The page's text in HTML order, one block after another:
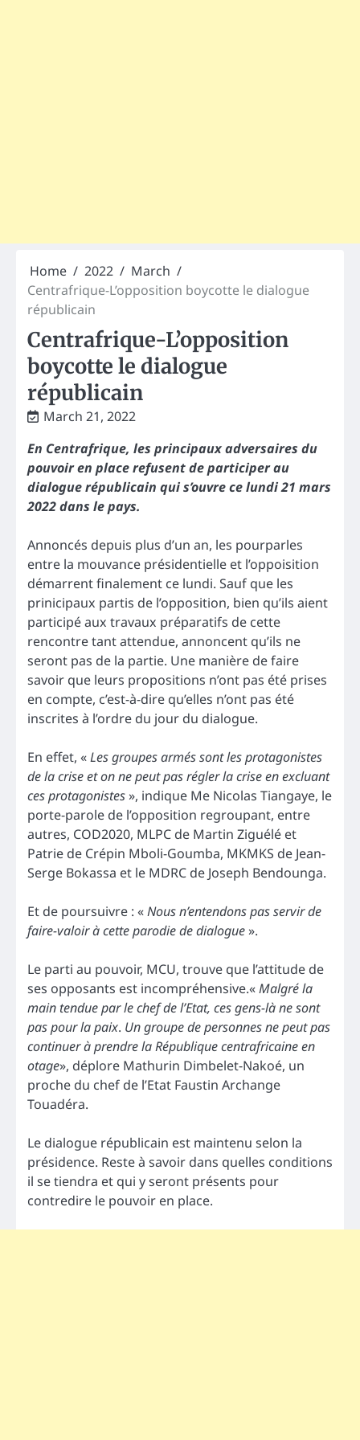
Home 2022
March
Centrafrique-L’opposition boycotte le dialogue
républicain
Centrafrique-L’opposition
boycotte le dialogue
républicain
March 21, 2022
En Centrafrique, les principaux adversaires du
pouvoir en place refusent de participer au
dialogue républicain qui s’ouvre ce lundi 21 mars
2022 dans le pays.
Annoncés depuis plus d’un an, les pourparles
entre la mouvance présidentielle et l’oppoisition
démarrent finalement ce lundi. Sauf que les
prinicipaux partis de l’opposition, bien qu’ils aient
participé aux travaux préparatifs de cette
rencontre tant attendue, annoncent qu’ils ne
seront pas de la partie. Une manière de faire
savoir que leurs propositions n’ont pas été prises
en compte, c’est-à-dire qu’elles n’ont pas été
inscrites à l’ordre du jour du dialogue.
En effet, «Les groupes armés sont les protagonistes
de la crise et on ne peut pas régler la crise en excluant
ces protagonistes», indique Me Nicolas Tiangaye, le
porte-parole de l’opposition regroupant, entre
autres, COD2020, MLPC de Martin Ziguélé et
Patrie de Crépin Mboli-Goumba, MKMKS de Jean-
Serge Bokassa et le MDRC de Joseph Bendounga.
Et de poursuivre : «Nous n’entendons pas servir de
faire-valoir à cette parodie de dialogue».
Le parti au pouvoir, MCU, trouve que l’attitude de
ses opposants est incompréhensive.«Malgré la
main tendue par le chef de l’Etat, ces gens-là ne sont
pas pour la paix. Un groupe de personnes ne peut pas
continuer à prendre la République centrafricaine en
otage», déplore Mathurin Dimbelet-Nakoé, un
proche du chef de l’Etat Faustin Archange
Touadéra.
Le dialogue républicain est maintenu selon la
présidence. Reste à savoir dans quelles conditions
il se tiendra et qui y seront présents pour
contredire le pouvoir en place.